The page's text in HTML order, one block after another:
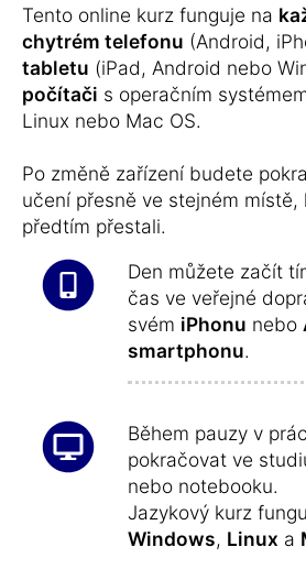
Tento online kurz funguje na
chytrém telefonu (Android,
tabletu (iPad, Android nebo
počítači s operačním
Linux nebo Mac OS.
Po změně zařízení budete
učení přesně ve stejném místě,
předtím přestali.
Den můžete začít
čas ve veřejné
svém iPhonu nebo
smartphonu.
Během pauzy v
pokračovat ve
nebo notebooku.
Jazykový kurz
Windows, Linux a